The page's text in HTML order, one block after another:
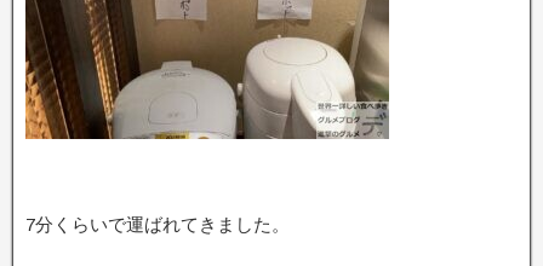
7分くらいで運ばれてきました。